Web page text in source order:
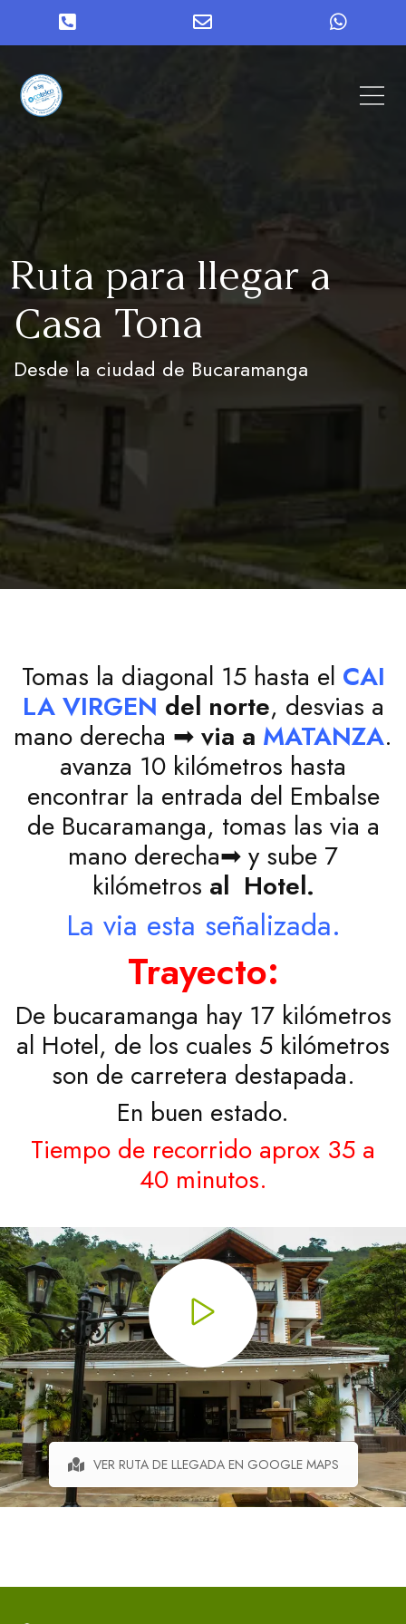
Ruta para llegar a
Casa Tona
Desde la ciudad de Bucaramanga
Tomas la diagonal 15 hasta el CAI
LA VIRGEN del norte, desvias a
mano derecha ➡via a MATANZA.
avanza 10 kilómetros hasta
encontrar la entrada del Embalse
de Bucaramanga, tomas las via a
mano derecha➡ y sube 7
kilómetros al Hotel.
La via esta señalizada.
Trayecto:
De bucaramanga hay 17 kilómetros
al Hotel, de los cuales 5 kilómetros
son de carretera destapada.
En buen estado.
Tiempo de recorrido aprox 35 a
40 minutos.
VER RUTA DE LLEGADA EN GOOGLE MAPS
Number